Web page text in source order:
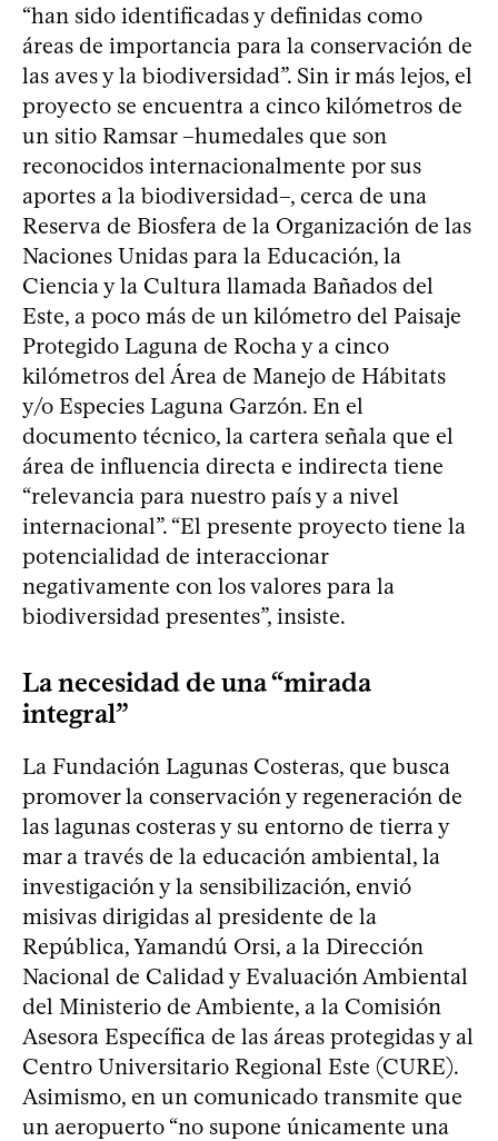
“han sido identificadas y definidas como
áreas de importancia para la conservación de
las aves y la biodiversidad”. Sin ir más lejos, el
proyecto se encuentra a cinco kilómetros de
un sitio Ramsar –humedales que son
reconocidos internacionalmente por sus
aportes a la biodiversidad–, cerca de una
Reserva de Biosfera de la Organización de las
Naciones Unidas para la Educación, la
Ciencia y la Cultura llamada Bañados del
Este, a poco más de un kilómetro del Paisaje
Protegido Laguna de Rocha y a cinco
kilómetros del Área de Manejo de Hábitats
y/o Especies Laguna Garzón. En el
documento técnico, la cartera señala que el
área de influencia directa e indirecta tiene
“relevancia para nuestro país y a nivel
internacional”. “El presente proyecto tiene la
potencialidad de interaccionar
negativamente con los valores para la
biodiversidad presentes”, insiste.
La necesidad de una “mirada
integral”
La Fundación Lagunas Costeras, que busca
promover la conservación y regeneración de
las lagunas costeras y su entorno de tierra y
mar a través de la educación ambiental, la
investigación y la sensibilización, envió
misivas dirigidas al presidente de la
República, Yamandú Orsi, a la Dirección
Nacional de Calidad y Evaluación Ambiental
del Ministerio de Ambiente, a la Comisión
Asesora Específica de las áreas protegidas y al
Centro Universitario Regional Este (CURE).
Asimismo, en un comunicado transmite que
un aeropuerto “no supone únicamente una